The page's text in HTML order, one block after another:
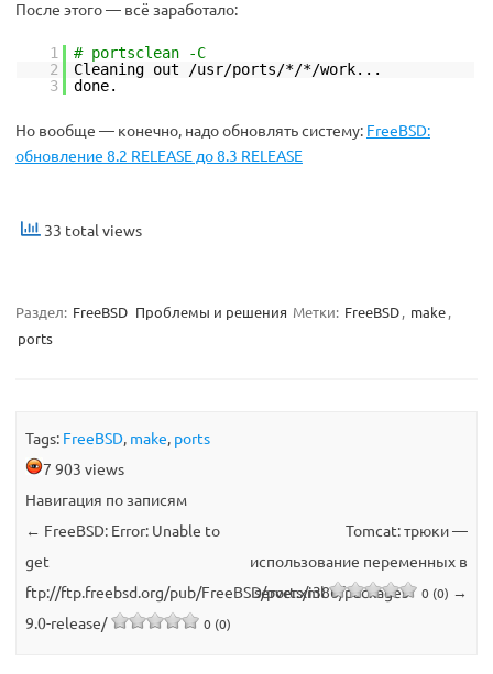
После этого — всё заработало:
1
# portsclean -C
2
Cleaning out /usr/ports/*/*/work...
3
done.
Но вообще — конечно, надо обновлять систему: FreeBSD:
обновление 8.2 RELEASE до 8.3 RELEASE
33 total views
Раздел: FreeBSD Проблемы и решения Метки: FreeBSD, make,
ports
Tags: FreeBSD, make, ports
7 903 views
Навигация по записям
← FreeBSD: Error: Unable to
get
ftp://ftp.freebsd.org/pub/FreeBSD/ports/i386/packages-
9.0-release/
0 (0)
Tomcat: трюки —
использование переменных в
server.xml
0 (0) →